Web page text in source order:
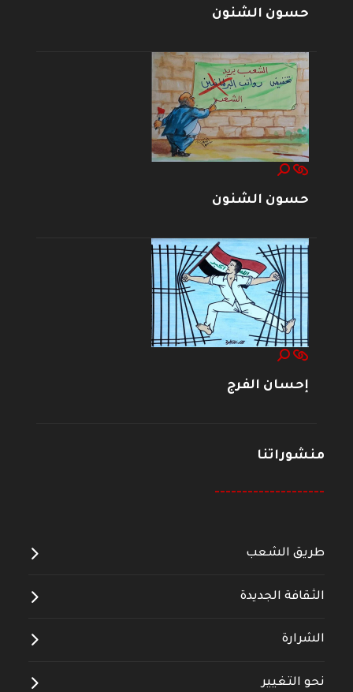
حسون الشنون
حسون الشنون
إحسان الفرج
منشوراتنا
--------------------
طريق الشعب
الثقافة الجديدة
الشرارة
نحو التغيير